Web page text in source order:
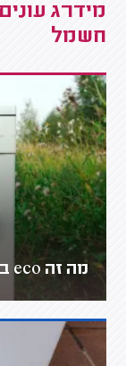
מידרג
חשמל
מה זה eco במכונת כביסה?